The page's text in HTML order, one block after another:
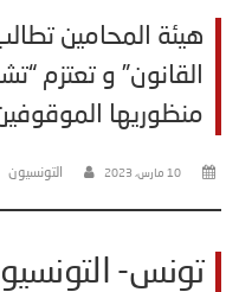
هيئة المحامين
القانون” و تعتزم
منظوريها
10 مارس، 2023 التونسيون
تونس-